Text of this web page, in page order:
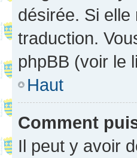
désirée. Si elle
traduction.
phpBB (voir le
Haut
Comment
Il peut y avoir